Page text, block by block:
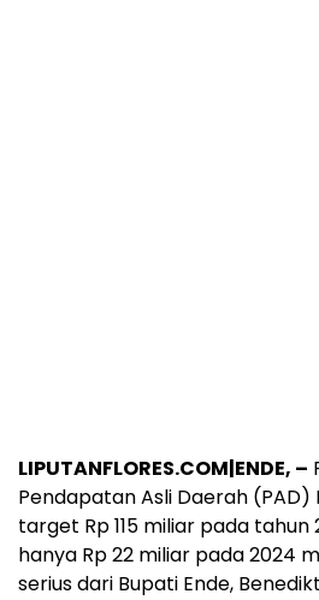
LIPUTANFLORES.COM|ENDE, –
Pendapatan Asli Daerah
target Rp 115 miliar pada tahun
hanya Rp 22 miliar pada 2024
serius dari Bupati Ende,